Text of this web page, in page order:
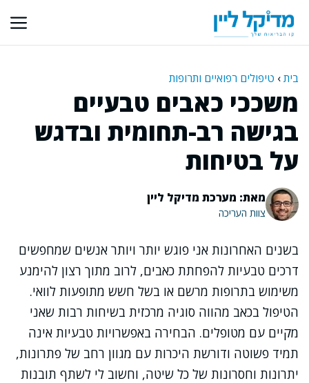
לתוכן
בית› טיפולים רפואיים ותרופות
משככי כאבים טבעיים
בגישה רב-תחומית ובדגש
על בטיחות
מאת: מערכת מדיקל ליין
צוות העריכה
בשנים האחרונות אני פוגש יותר ויותר אנשים שמחפשים
דרכים טבעיות להפחתת כאבים, לרוב מתוך רצון להימנע
משימוש בתרופות מרשם או בשל חשש מתופעות לוואי.
הטיפול בכאב מהווה סוגיה מרכזית בשיחות רבות שאני
מקיים עם מטופלים. הבחירה באפשרויות טבעיות אינה
תמיד פשוטה ודורשת היכרות עם מגוון רחב של פתרונות,
יתרונות וחסרונות של כל שיטה, וחשוב לי לשתף תובנות